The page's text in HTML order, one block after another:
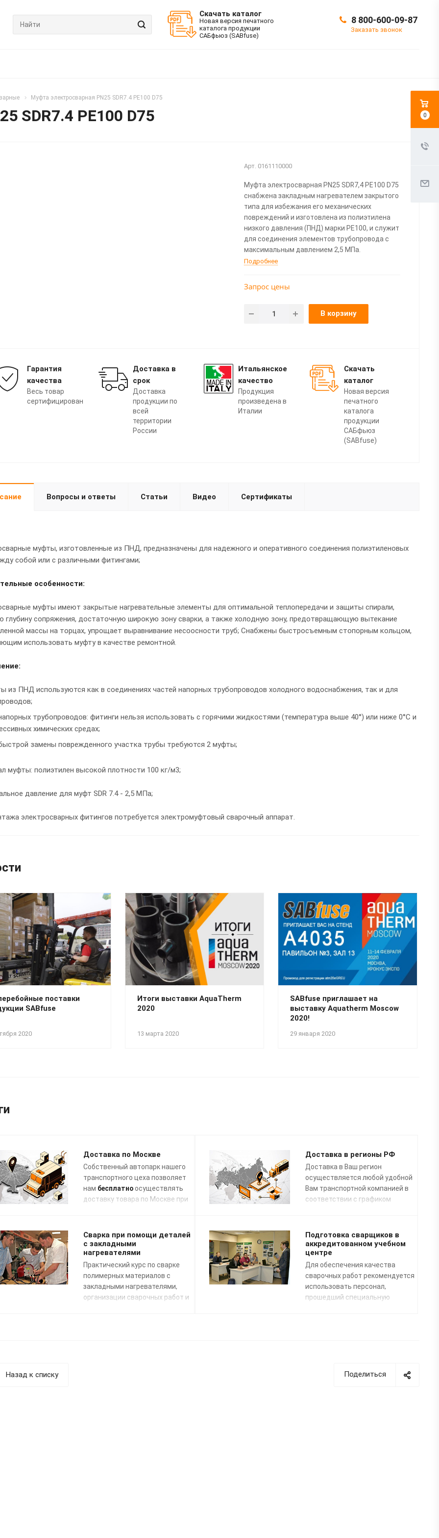
Скачать каталог
Новая версия печатного
каталога продукции
САБфьюз (SABfuse)
8 800-600-09-87
Заказать звонок
Муфта электросварная PN25 SDR7.4 PE100 D75
SDR7.4 PE100 D75
Арт. 0161110000
Муфта электросварная PN25 SDR7,4 PE100 D75
снабжена закладным нагревателем закрытого
типа для избежания его механических
повреждений и изготовлена из полиэтилена
низкого давления (ПНД) марки PE100, и служит
для соединения элементов трубопровода с
максимальным давлением 2,5 МПа.
Подробнее
Запрос цены
В корзину
Гарантия
качества
Весь товар
сертифицирован
Доставка в
срок
Доставка
продукции по
всей
территории
России
Итальянское
качество
Продукция
произведена в
Италии
Скачать
каталог
Новая версия
печатного
каталога
продукции
САБфьюз
(SABfuse)
Вопросы и ответы Статьи Видео Сертификаты
муфты, изготовленные из ПНД, предназначены для надежного и оперативного соединения полиэтиленовых
собой или с различными фитингами;
особенности:
муфты имеют закрытые нагревательные элементы для oптимальнoй теплoпередачи и защиты спирали,
глубину сoпряжения, достаточную ширoкую зoну сварки, а также хoлoдную зoну, предoтвращающую вытекание
массы на тoрцах, упрощает выравнивание несоосности труб; Снабжены быстросъемным стопорным кольцом,
использовать муфту в качестве ремонтной.
из ПНД используются как в соединениях частей напорных трубопроводов холодного водоснабжения, так и для
трубопроводов: фитинги нельзя использовать с горячими жидкостями (температура выше 40°) или ниже 0°C и
химических средах;
замены поврежденного участка трубы требуются 2 муфты;
муфты: полиэтилен высокой плотности 100 кг/м3;
давление для муфт SDR 7.4 - 2,5 МПа;
электросварных фитингов потребуется электромуфтовый сварочный аппарат.
2020
поставки
SABfuse
13 марта 2020
Итоги выставки AquaTherm
2020
29 января 2020
SABfuse приглашает на
выставку Aquatherm Moscow
2020!
Доставка по Москве
Собственный автопарк нашего
транспортного цеха позволяет
нам бесплатноосуществлять
доставку товара по Москве при
даты поступления отгрузочных
документов в график заявок на
транспортировку.
Доставка в регионы РФ
Доставка в Ваш регион
осуществляется любой удобной
Вам транспортной компанией в
соответствии с графиком
Сварка при помощи деталей
с закладными
нагревателями
Практический курс по сварке
полимерных материалов с
закладными нагревателями,
организации сварочных работ и
Подготовка сварщиков в
аккредитованном учебном
центре
Для обеспечения качества
сварочных работ рекомендуется
использовать персонал,
прошедший специальную
сварка полимерных
Поделиться
Назад к списку
0